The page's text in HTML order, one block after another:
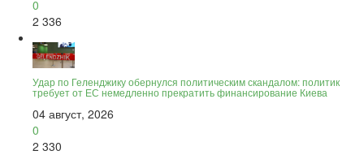
0
2 336
Удар по Геленджику обернулся политическим скандалом: политик
требует от ЕС немедленно прекратить финансирование Киева
04 август, 2026
0
2 330